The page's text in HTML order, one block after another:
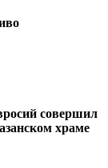
совершил
храме